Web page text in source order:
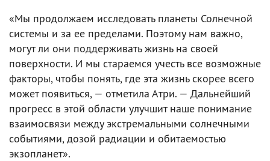
«Мы продолжаем исследовать планеты Солнечной
системы и за ее пределами. Поэтому нам важно,
могут ли они поддерживать жизнь на своей
поверхности. И мы стараемся учесть все возможные
факторы, чтобы понять, где эта жизнь скорее всего
может появиться, — отметила Атри. — Дальнейший
прогресс в этой области улучшит наше понимание
взаимосвязи между экстремальными солнечными
событиями, дозой радиации и обитаемостью
экзопланет».